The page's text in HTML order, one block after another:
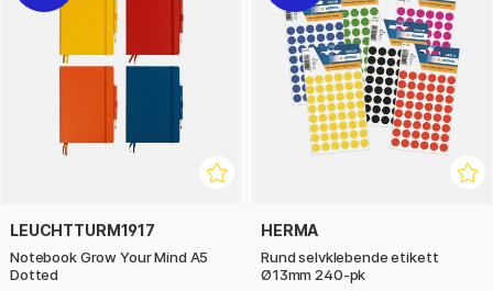
LEUCHTTURM1917
Notebook Grow Your Mind A5
Dotted
HERMA
Rund selvklebende etikett
Ø13mm 240-pk